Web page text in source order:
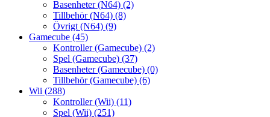
Basenheter (N64) (2)
Tillbehör (N64) (8)
Övrigt (N64) (9)
Gamecube (45)
Kontroller (Gamecube) (2)
Spel (Gamecube) (37)
Basenheter (Gamecube) (0)
Tillbehör (Gamecube) (6)
Wii (288)
Kontroller (Wii) (11)
Spel (Wii) (251)